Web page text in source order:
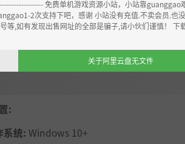
:
系统: Windows 10+
免费单机游戏资源小站，小站靠guanggao
2次支持下吧，感谢 小站没有充值.不卖会员.也
等,如有发现出售网址的全部是骗子,请小伙们谨慎！ 下
关于阿里云盘无文件